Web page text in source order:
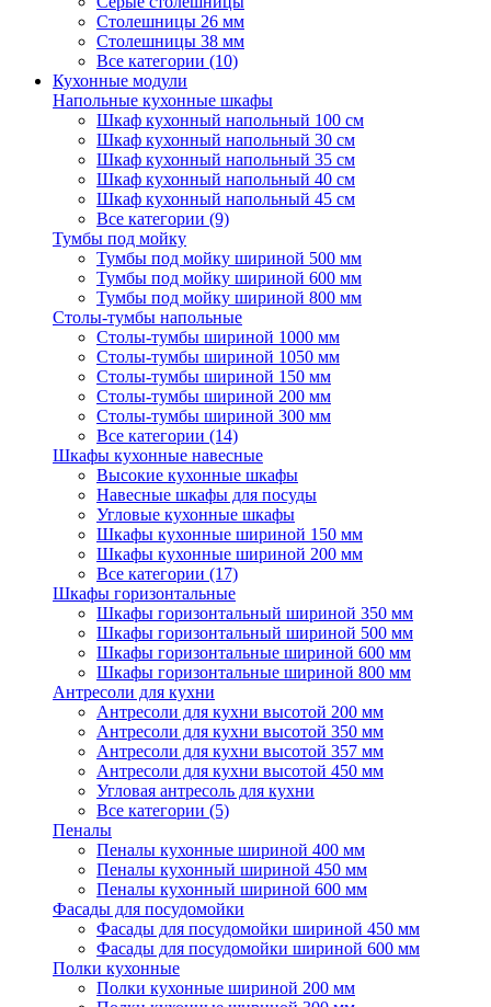
Столешницы 26 мм
Столешницы 38 мм
Все категории (10)
Кухонные модули
Напольные кухонные шкафы
Шкаф кухонный напольный 100 см
Шкаф кухонный напольный 30 см
Шкаф кухонный напольный 35 см
Шкаф кухонный напольный 40 см
Шкаф кухонный напольный 45 см
Все категории (9)
Тумбы под мойку
Тумбы под мойку шириной 500 мм
Тумбы под мойку шириной 600 мм
Тумбы под мойку шириной 800 мм
Столы-тумбы напольные
Столы-тумбы шириной 1000 мм
Столы-тумбы шириной 1050 мм
Столы-тумбы шириной 150 мм
Столы-тумбы шириной 200 мм
Столы-тумбы шириной 300 мм
Все категории (14)
Шкафы кухонные навесные
Высокие кухонные шкафы
Навесные шкафы для посуды
Угловые кухонные шкафы
Шкафы кухонные шириной 150 мм
Шкафы кухонные шириной 200 мм
Все категории (17)
Шкафы горизонтальные
Шкафы горизонтальный шириной 350 мм
Шкафы горизонтальный шириной 500 мм
Шкафы горизонтальные шириной 600 мм
Шкафы горизонтальные шириной 800 мм
Антресоли для кухни
Антресоли для кухни высотой 200 мм
Антресоли для кухни высотой 350 мм
Антресоли для кухни высотой 357 мм
Антресоли для кухни высотой 450 мм
Угловая антресоль для кухни
Все категории (5)
Пеналы
Пеналы кухонные шириной 400 мм
Пеналы кухонный шириной 450 мм
Пеналы кухонный шириной 600 мм
Фасады для посудомойки
Фасады для посудомойки шириной 450 мм
Фасады для посудомойки шириной 600 мм
Полки кухонные
Полки кухонные шириной 200 мм